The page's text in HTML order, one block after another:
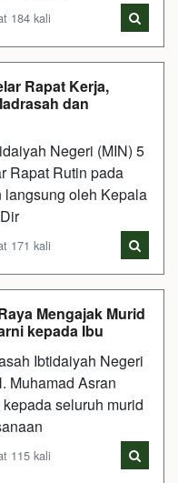
184 kali
Rapat Kerja,
dan
Negeri (MIN) 5
Rapat Rutin pada
langsung oleh Kepala
171 kali
Mengajak Murid
kepada Ibu
Ibtidaiyah Negeri
Muhamad Asran
seluruh murid
115 kali